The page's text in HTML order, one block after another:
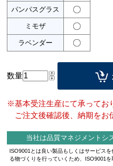
パンパスグラス
ミモザ
ラベンダー
数量
※基本受注生産にて承ってお
ご注文後確認後、納期をお
当社は品質マネジメントシ
ISO9001とは良い製品もしくはサービス
る物づくりを行っていくため、ISO9001を